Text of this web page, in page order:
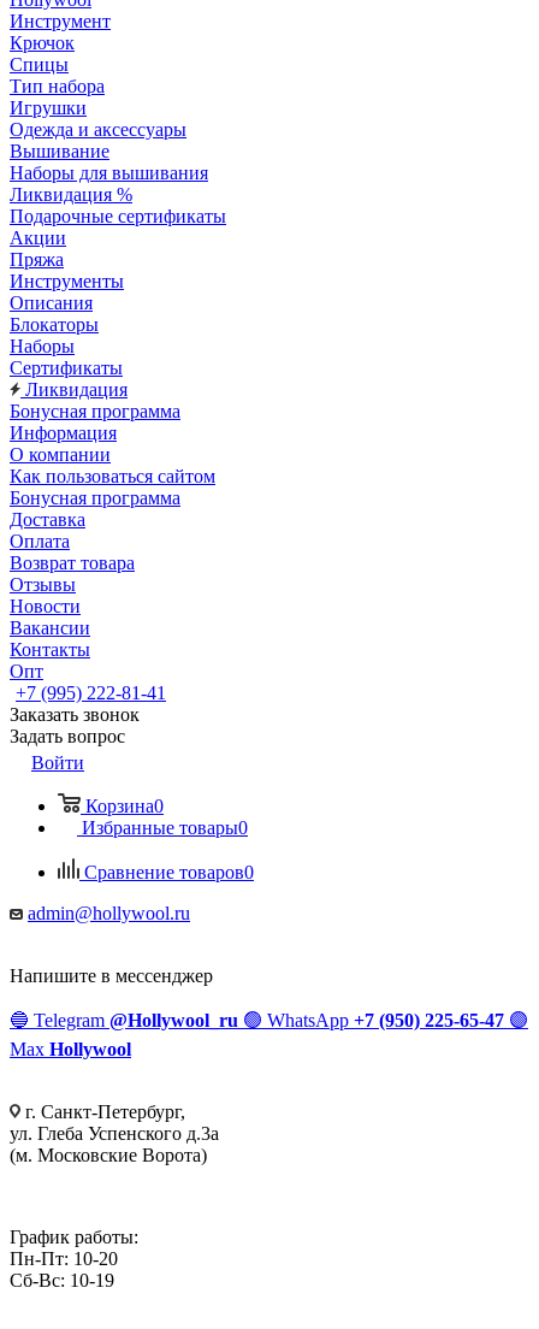
Инструмент
Крючок
Спицы
Тип набора
Игрушки
Одежда и аксессуары
Вышивание
Наборы для вышивания
Ликвидация %
Подарочные сертификаты
Акции
Пряжа
Инструменты
Описания
Блокаторы
Наборы
Сертификаты
Ликвидация
Бонусная программа
Информация
О компании
Как пользоваться сайтом
Бонусная программа
Доставка
Оплата
Возврат товара
Отзывы
Новости
Вакансии
Контакты
Опт
+7 (995) 222-81-41
Заказать звонок
Задать вопрос
Войти
Корзина0
Избранные товары0
Сравнение товаров0
admin@hollywool.ru
Напишите в мессенджер
🔵 Telegram @Hollywool_ru 🟢 WhatsApp +7 (950) 225-65-47 🟣
Max Hollywool
г. Санкт-Петербург,
ул. Глеба Успенского д.3а
(м. Московские Ворота)
График работы:
Пн-Пт: 10-20
Сб-Вс: 10-19